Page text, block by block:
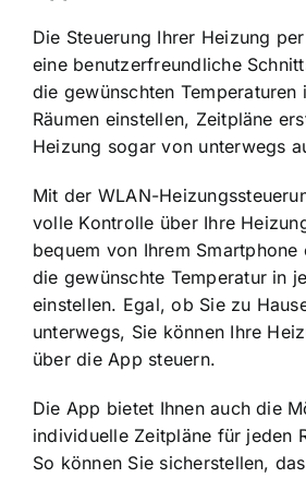
Die Steuerung Ihrer Heizung
eine benutzerfreundliche
die gewünschten Temperaturen
Räumen einstellen, Zeitpläne
Heizung sogar von unterwegs
Mit der WLAN-
volle Kontrolle über Ihre
bequem von Ihrem Smartphone
die gewünschte Temperatur in
einstellen. Egal, ob Sie zu
unterwegs, Sie können Ihre
über die App steuern.
Die App bietet Ihnen auch die
individuelle Zeitpläne für jeden
So können Sie sicherstellen,